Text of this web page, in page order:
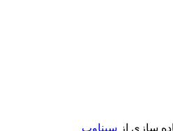
سازی از سیناوب